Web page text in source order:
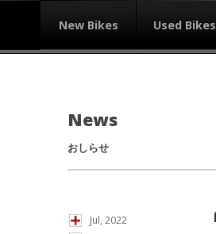
New Bikes Used Bikes
News
おしらせ
Jul, 2022